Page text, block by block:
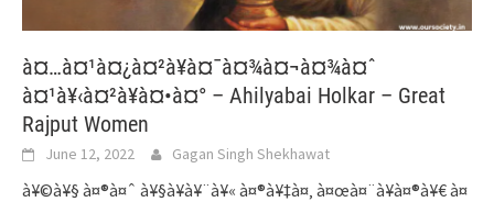
à¤…à¤¹à¤¿à¤²à¥à¤¯à¤¾à¤¬à¤¾à¤ˆ
à¤¹à¥‹à¤²à¥à¤•à¤° – Ahilyabai Holkar – Great
Rajput Women
June 12, 2022 Gagan Singh Shekhawat
à¥©à¥§ à¤®à¤ˆ à¥§à¥­à¥¨à¥« à¤®à¥‡à¤‚ à¤œà¤¨à¥à¤®à¥€ à¤